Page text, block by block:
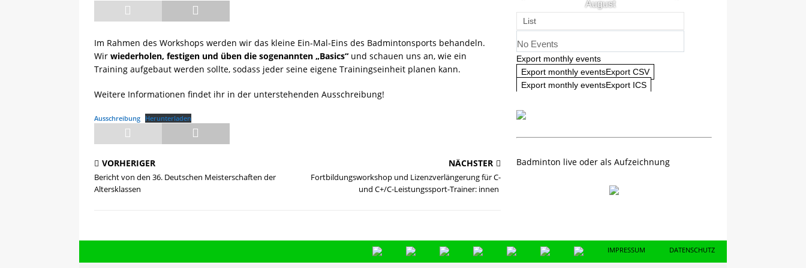
[ 08.05.2025 ]
Im Rahmen des Workshops werden wir das kleine Ein-Mal-Eins des Badmintonsports behandeln.
Wir wiederholen, festigen und üben die sogenannten „Basics“ und schauen uns an, wie ein
Training aufgebaut werden sollte, sodass jeder seine eigene Trainingseinheit planen kann.
Weitere Informationen findet ihr in der unterstehenden Ausschreibung!
Ausschreibung Herunterladen
VORHERIGER
Bericht von den 36. Deutschen Meisterschaften der
Altersklassen
NÄCHSTER
Fortbildungsworkshop und Lizenzverlängerung für C-
und C+/C-Leistungssport-Trainer: innen
August
List
No Events
Export monthly events
Export monthly eventsExport CSV
Export monthly eventsExport ICS
Badminton live oder als Aufzeichnung
IMPRESSUM DATENSCHUTZ